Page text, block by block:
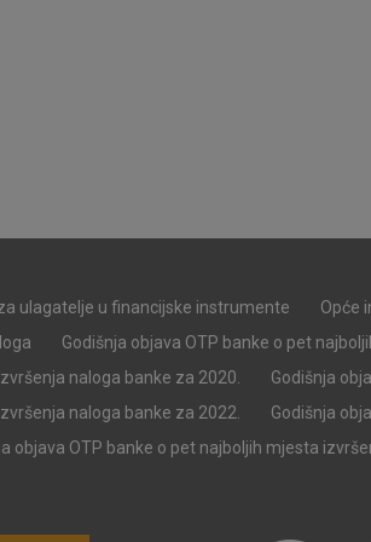
ulagatelje u financijske instrumente
Opće
Godišnja objava OTP banke o pet
naloga banke za 2020.
Godišnja
naloga banke za 2022.
Godišnja
objava OTP banke o pet najboljih mjesta
kolačići
kolačića
pohranjuju nikakve